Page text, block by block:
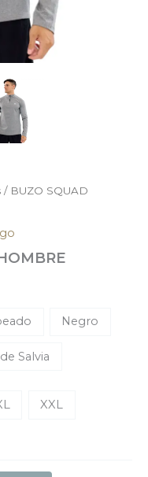
/ BUZO SQUAD
Negro
Salvia
XXL